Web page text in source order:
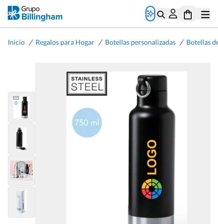
Inicio / Regalos para Hogar / Botellas personalizadas / Botellas